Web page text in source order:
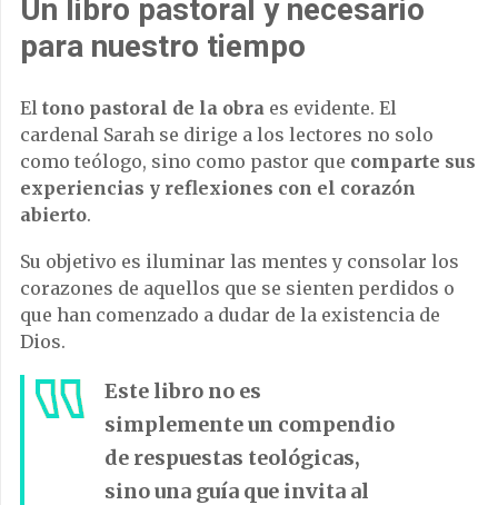
Un libro pastoral y necesario
para nuestro tiempo
El tono pastoral de la obra es evidente. El
cardenal Sarah se dirige a los lectores no solo
como teólogo, sino como pastor que comparte sus
experiencias y reflexiones con el corazón
abierto.
Su objetivo es iluminar las mentes y consolar los
corazones de aquellos que se sienten perdidos o
que han comenzado a dudar de la existencia de
Dios.
Este libro no es
simplemente un compendio
de respuestas teológicas,
sino una guía que invita al